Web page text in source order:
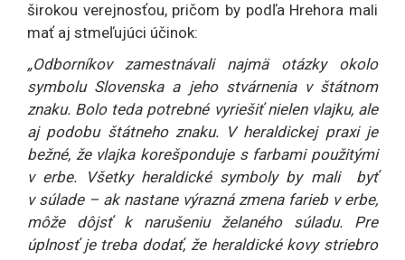
širokou verejnosťou, pričom by podľa Hrehora mali
mať aj stmeľujúci účinok:
„Odborníkov zamestnávali najmä otázky okolo
symbolu Slovenska a jeho stvárnenia v štátnom
znaku. Bolo teda potrebné vyriešiť nielen vlajku, ale
aj podobu štátneho znaku. V heraldickej praxi je
bežné, že vlajka korešponduje s farbami použitými
v erbe. Všetky heraldické symboly by mali byť
v súlade – ak nastane výrazná zmena farieb v erbe,
môže dôjsť k narušeniu želaného súladu. Pre
úplnosť je treba dodať, že heraldické kovy striebro